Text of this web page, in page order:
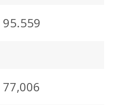
95.559
77,006